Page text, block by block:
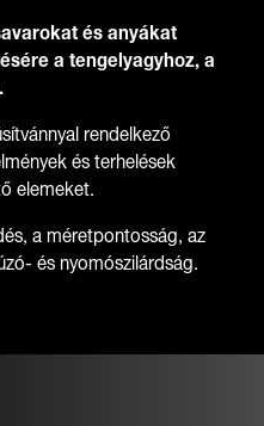
és anyákat
a tengelyagyhoz, a
rendelkező
és terhelések
elemeket.
a méretpontosság, az
és nyomószilárdság.